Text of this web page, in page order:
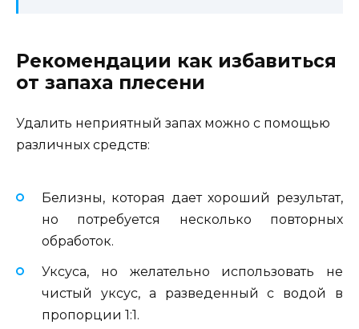
Рекомендации как избавиться
от запаха плесени
Удалить неприятный запах можно с помощью
различных средств:
Белизны, которая дает хороший результат,
но потребуется несколько повторных
обработок.
Уксуса, но желательно использовать не
чистый уксус, а разведенный с водой в
пропорции 1:1.